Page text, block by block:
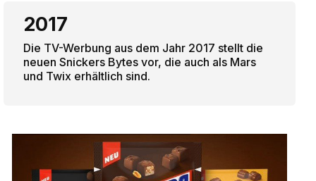
2017
Die TV-Werbung aus dem Jahr 2017 stellt die
neuen Snickers Bytes vor, die auch als Mars
und Twix erhältlich sind.